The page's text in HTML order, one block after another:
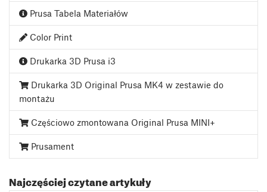
Prusa Tabela Materiałów
Color Print
Drukarka 3D Prusa i3
Drukarka 3D Original Prusa MK4 w zestawie do
montażu
Częściowo zmontowana Original Prusa MINI+
Prusament
Najczęściej czytane artykuły